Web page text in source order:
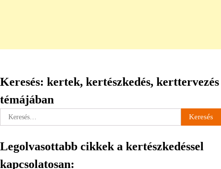
Keresés: kertek, kertészkedés, kerttervezés
témájában
Keresés:
Legolvasottabb cikkek a kertészkedéssel
kapcsolatosan: